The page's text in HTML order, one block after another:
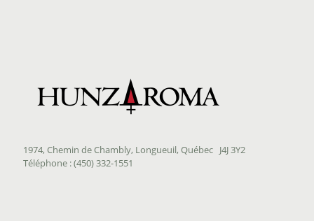
1974, Chemin de Chambly, Longueuil, Québec J4J 3Y2
Téléphone : (450) 332-1551